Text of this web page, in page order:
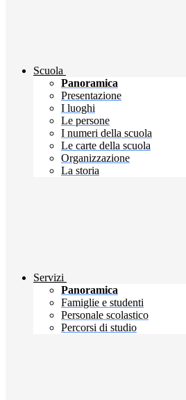
Scuola
Panoramica
Presentazione
I luoghi
Le persone
I numeri della scuola
Le carte della scuola
Organizzazione
La storia
Servizi
Panoramica
Famiglie e studenti
Personale scolastico
Percorsi di studio